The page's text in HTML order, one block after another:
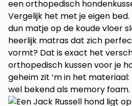
een orthopedisch
Vergelijk het met je eigen bed.
dun matje op de koude vloer
heerlijk matras dat zich
vormt? Dat is exact het
orthopedisch kussen voor je
geheim zit ‘m in het materiaal:
wel bekend als memory foam.